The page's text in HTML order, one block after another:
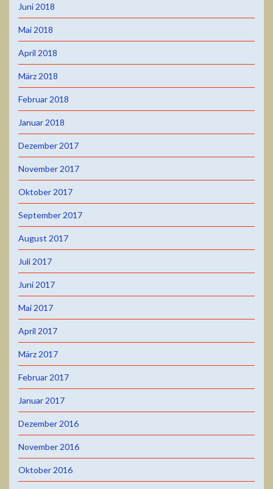
Juni 2018
Mai 2018
April 2018
März 2018
Februar 2018
Januar 2018
Dezember 2017
November 2017
Oktober 2017
September 2017
August 2017
Juli 2017
Juni 2017
Mai 2017
April 2017
März 2017
Februar 2017
Januar 2017
Dezember 2016
November 2016
Oktober 2016